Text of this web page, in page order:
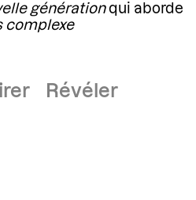
générationqui aborde
complexe
Révéler